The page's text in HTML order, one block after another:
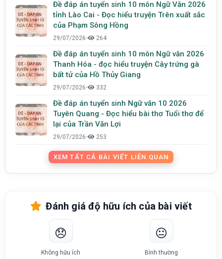
Đề đáp án tuyển sinh 10 môn Ngữ Văn 2026
tỉnh Lào Cai - Đọc hiểu truyện Trên xuất sắc
của Phạm Sông Hồng
29/07/2026• 264
Đề đáp án tuyển sinh 10 môn Ngữ văn 2026
Thanh Hóa - đọc hiểu truyện Cây trứng gà
bất tử của Hồ Thủy Giang
29/07/2026• 332
Đề đáp án tuyển sinh Ngữ văn 10 2026
Tuyên Quang - Đọc hiểu bài thơ Tuổi thơ để
lại của Trần Văn Lợi
29/07/2026• 253
XEM TẤT CẢ BÀI VIẾT LIÊN QUAN
Đánh giá độ hữu ích của bài viết
😞
Không hữu ích
😐
Bình thường